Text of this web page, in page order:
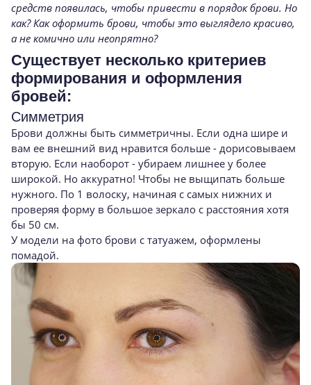
средств появилась, чтобы привести в порядок брови. Но
как? Как оформить брови, чтобы это выглядело красиво,
а не комично или неопрятно?
Существует несколько критериев
формирования и оформления
бровей:
Симметрия
Брови должны быть симметричны. Если одна шире и
вам ее внешний вид нравится больше - дорисовываем
вторую. Если наоборот - убираем лишнее у более
широкой. Но аккуратно! Чтобы не выщипать больше
нужного. По 1 волоску, начиная с самых нижних и
проверяя форму в большое зеркало с расстояния хотя
бы 50 см.
У модели на фото брови с татуажем, оформлены
помадой.